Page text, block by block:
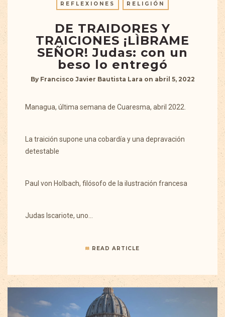
REFLEXIONES RELIGIÓN
DE TRAIDORES Y
TRAICIONES ¡LÌBRAME
SEÑOR! Judas: con un
beso lo entregó
By Francisco Javier Bautista Lara on abril 5, 2022
Managua, última semana de Cuaresma, abril 2022.
La traición supone una cobardía y una depravación
detestable
Paul von Holbach, filósofo de la ilustración francesa
Judas Iscariote, uno…
READ ARTICLE